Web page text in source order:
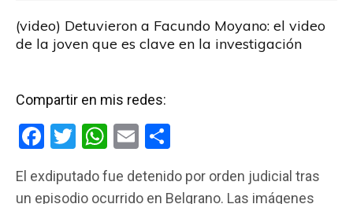
(video) Detuvieron a Facundo Moyano: el video
de la joven que es clave en la investigación
Compartir en mis redes:
F
ce
T
tt
W
at
E
ail m
El exdiputado fue detenido por orden judicial tras
un episodio ocurrido en Belgrano. Las imágenes